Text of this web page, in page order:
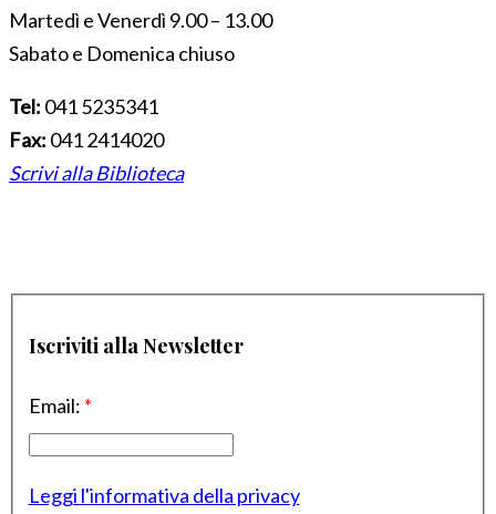
Martedì e Venerdì 9.00 – 13.00
Sabato e Domenica chiuso
Tel: 041 5235341
Fax: 041 2414020
Scrivi alla Biblioteca
Iscriviti alla Newsletter
Email: *
Leggi l'informativa della privacy